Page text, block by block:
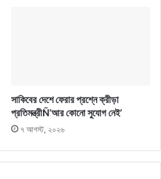
সাকিবের দেশে ফেরার প্রশ্নে ক্রীড়া
প্রতিমন্ত্রীÑ‘আর কোনো সুযোগ নেই’
৭ আগস্ট, ২০২৬